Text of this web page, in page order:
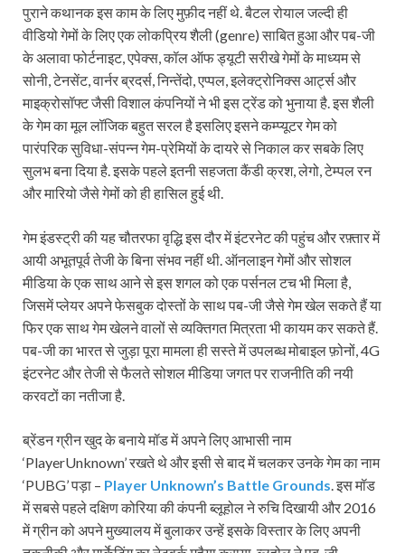
पुराने कथानक इस काम के लिए मुफ़ीद नहीं थे. बैटल रोयाल जल्दी ही
वीडियो गेमों के लिए एक लोकप्रिय शैली (genre) साबित हुआ और पब-जी
के अलावा फोर्टनाइट, एपेक्स, कॉल ऑफ ड्यूटी सरीखे गेमों के माध्यम से
सोनी, टेनसेंट, वार्नर ब्रदर्स, निन्तेंदो, एप्पल, इलेक्ट्रोनिक्स आर्ट्स और
माइक्रोसॉफ्ट जैसी विशाल कंपनियों ने भी इस ट्रेंड को भुनाया है. इस शैली
के गेम का मूल लॉजिक बहुत सरल है इसलिए इसने कम्प्यूटर गेम को
पारंपरिक सुविधा-संपन्न गेम-प्रेमियों के दायरे से निकाल कर सबके लिए
सुलभ बना दिया है. इसके पहले इतनी सहजता कैंडी क्रश, लेगो, टेम्पल रन
और मारियो जैसे गेमों को ही हासिल हुई थी.
गेम इंडस्ट्री की यह चौतरफा वृद्धि इस दौर में इंटरनेट की पहुंच और रफ़्तार में
आयी अभूतपूर्व तेजी के बिना संभव नहीं थी. ऑनलाइन गेमों और सोशल
मीडिया के एक साथ आने से इस शगल को एक पर्सनल टच भी मिला है,
जिसमें प्लेयर अपने फेसबुक दोस्तों के साथ पब-जी जैसे गेम खेल सकते हैं या
फिर एक साथ गेम खेलने वालों से व्यक्तिगत मित्रता भी कायम कर सकते हैं.
पब-जी का भारत से जुड़ा पूरा मामला ही सस्ते में उपलब्ध मोबाइल फ़ोनों, 4G
इंटरनेट और तेजी से फैलते सोशल मीडिया जगत पर राजनीति की नयी
करवटों का नतीजा है.
ब्रेंडन ग्रीन खुद के बनाये मॉड में अपने लिए आभासी नाम
‘PlayerUnknown’ रखते थे और इसी से बाद में चलकर उनके गेम का नाम
‘PUBG’ पड़ा – Player Unknown’s Battle Grounds. इस मॉड
में सबसे पहले दक्षिण कोरिया की कंपनी ब्लूहोल ने रुचि दिखायी और 2016
में ग्रीन को अपने मुख्यालय में बुलाकर उन्हें इसके विस्तार के लिए अपनी